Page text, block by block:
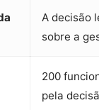
A decisão
sobre a
200
pela